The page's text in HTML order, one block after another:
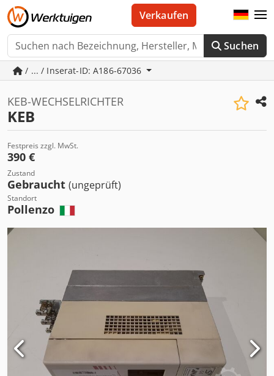
Suchen
Verkaufen
/ ... / Inserat-ID: A186-67036
KEB-WECHSELRICHTER
KEB
Festpreis zzgl. MwSt.
390 €
Zustand
Gebraucht (ungeprüft)
Standort
Pollenzo